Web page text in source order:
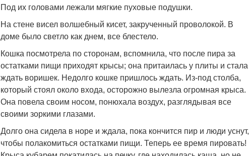
Под их головами лежали мягкие пуховые подушки.
На стене висел волшебный кисет, закрученный проволокой. В
доме было светло как днем, все блестело.
Кошка посмотрела по сторонам, вспомнила, что после пира за
остатками пищи приходят крысы; она притаилась у плиты и стала
ждать воришек. Недолго кошке пришлось ждать. Из-под столба,
который стоял около входа, осторожно вылезла огромная крыса.
Она повела своим носом, понюхала воздух, разглядывая все
своими зоркими глазами.
Долго она сидела в норе и ждала, пока кончится пир и люди уснут,
чтобы полакомиться остатками пищи. Теперь ее время пировать!